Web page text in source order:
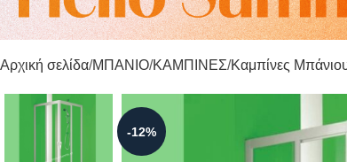
Αρχική σελίδα ΜΠΑΝΙΟ ΚΑΜΠΙΝΕΣ Καμπίνες
-12%